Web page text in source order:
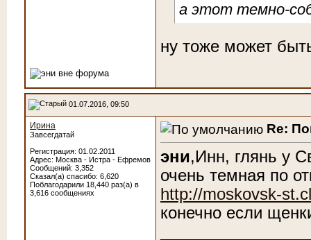
а этот темно-
ну тоже может
01.07.2016, 09:50
Ирина
Завсегдатай
Регистрация: 01.02.2011
Адрес: Москва - Истра - Ефремов
Сообщений: 3,352
Сказал(а) спасибо: 6,620
Поблагодарили 18,440 раз(а) в
3,616 сообщениях
Re:
эни,Инн, глянь у
очень темная по
http://moskovsk-
конечно если